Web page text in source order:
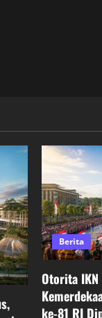
Berita
Otorita IKN
ke-81 RI